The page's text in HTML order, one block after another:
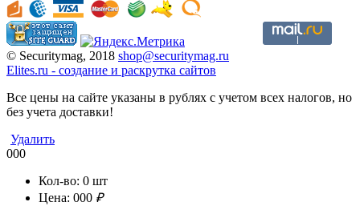
© Securitymag, 2018 shop@securitymag.ru
Elites.ru - cоздание и раскрутка сайтов
Все цены на сайте указаны в рублях с учетом всех налогов, но
без учета доставки!
Удалить
000
Кол-во: 0 шт
Цена: 000 ₽